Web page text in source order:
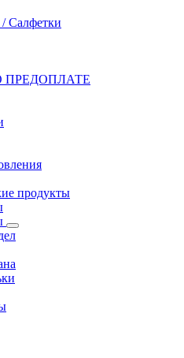
Салфетки
ПРЕДОПЛАТЕ
продукты